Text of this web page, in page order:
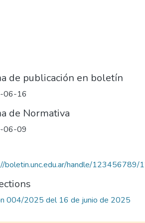
de publicación en boletín
06-16
de Normativa
06-09
boletin.unc.edu.ar/handle/123456789/
004/2025 del 16 de junio de 2025